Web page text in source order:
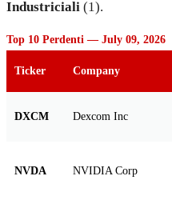
Industriciali (1).
Top 10 Perdenti — July 09, 2026
Ticker Company
DXCM Dexcom Inc
NVDA NVIDIA Corp